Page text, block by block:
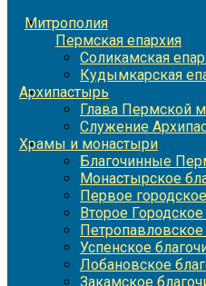
Митрополия
Пермская епархия
Соликамская
Кудымкарская
Архипастырь
Глава Пермской
Служение
Храмы и монастыри
Благочинные
Монастырское
Первое
Второе
Петропавловское
Успенское
Лобановское
Закамское